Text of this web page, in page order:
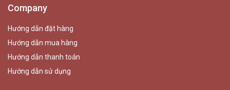
Company
Hướng dẫn đặt hàng
Hướng dẫn mua hàng
Hướng dẫn thanh toán
Hướng dẫn sử dụng